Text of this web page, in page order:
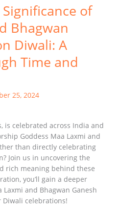
of
Bhagwan
Diwali: A
Time and
25, 2024
is celebrated across India and
Goddess Maa Laxmi and
than directly celebrating
Join us in uncovering the
rich meaning behind these
you’ll gain a deeper
and Bhagwan Ganesh
Diwali celebrations!